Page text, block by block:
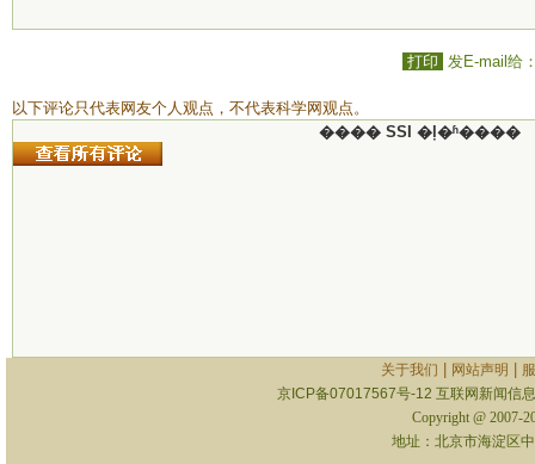
打印 发E-mail给
以下评论只代表网友个人观点，不代表科学网观点。
���� SSI �ļ�ʱ����
关于我们 网站声明
京ICP备07017567号-12 互联网新闻信
Copyright @ 2007-
地址：北京市海淀区